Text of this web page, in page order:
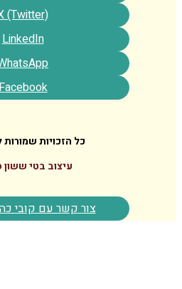
כל הזכויות שמורות לקובי כהן
עיצוב בטי ששון סטודיו
צור קשר עם קובי כהן בווטסאפ